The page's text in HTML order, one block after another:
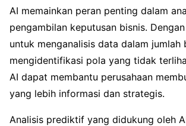
AI memainkan peran penting dalam
pengambilan keputusan bisnis.
untuk menganalisis data dalam jumlah
mengidentifikasi pola yang tidak
AI dapat membantu perusahaan
yang lebih informasi dan strategis.
Analisis prediktif yang didukung oleh